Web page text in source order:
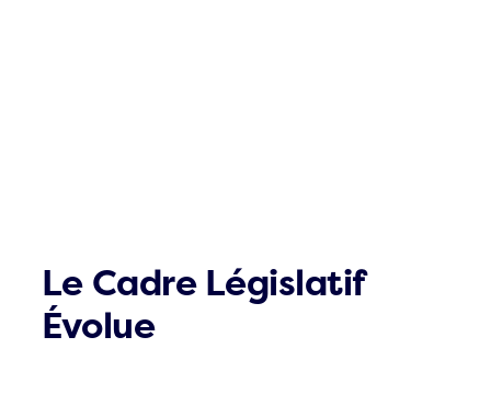
Le Cadre Législatif
Évolue